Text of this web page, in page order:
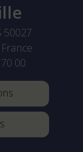
50027
00